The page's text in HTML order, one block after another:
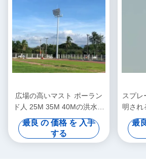
広場の高いマスト ポーラン
ド人 25M 35M 40Mの洪水の
街灯柱の多角形形
最良 の 価格 を 入手
する
スプレ
明され
ンド
最